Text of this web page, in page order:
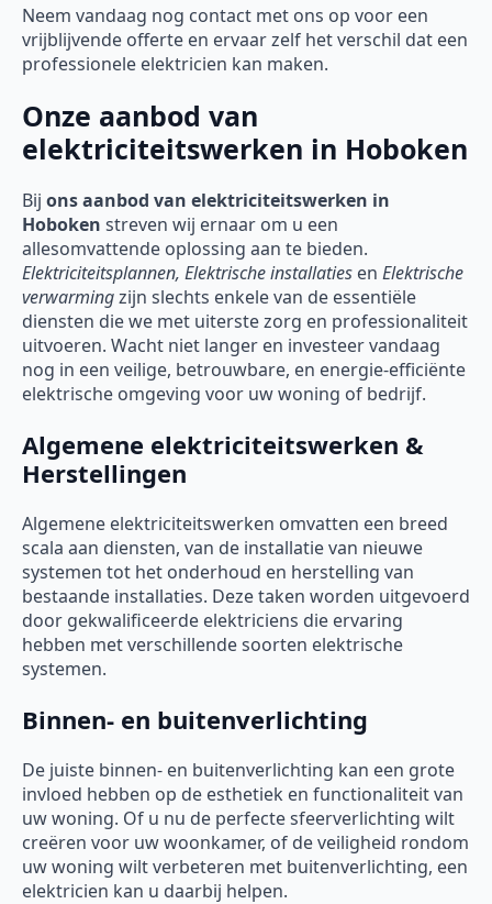
Neem vandaag nog contact met ons op voor een
vrijblijvende offerte en ervaar zelf het verschil dat een
professionele elektricien kan maken.
Onze aanbod van
elektriciteitswerken in Hoboken
Bij ons aanbod van elektriciteitswerken in
Hoboken streven wij ernaar om u een
allesomvattende oplossing aan te bieden.
Elektriciteitsplannen, Elektrische installaties en Elektrische
verwarmingzijn slechts enkele van de essentiële
diensten die we met uiterste zorg en professionaliteit
uitvoeren. Wacht niet langer en investeer vandaag
nog in een veilige, betrouwbare, en energie-efficiënte
elektrische omgeving voor uw woning of bedrijf.
Algemene elektriciteitswerken &
Herstellingen
Algemene elektriciteitswerken omvatten een breed
scala aan diensten, van de installatie van nieuwe
systemen tot het onderhoud en herstelling van
bestaande installaties. Deze taken worden uitgevoerd
door gekwalificeerde elektriciens die ervaring
hebben met verschillende soorten elektrische
systemen.
Binnen- en buitenverlichting
De juiste binnen- en buitenverlichting kan een grote
invloed hebben op de esthetiek en functionaliteit van
uw woning. Of u nu de perfecte sfeerverlichting wilt
creëren voor uw woonkamer, of de veiligheid rondom
uw woning wilt verbeteren met buitenverlichting, een
elektricien kan u daarbij helpen.